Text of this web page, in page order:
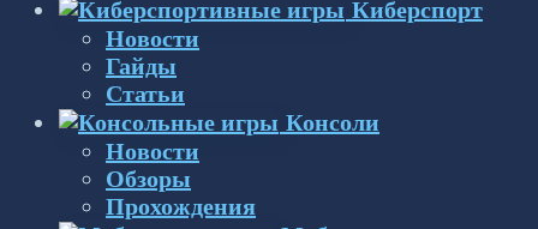
Киберспорт
Новости
Гайды
Статьи
Консоли
Новости
Обзоры
Прохождения